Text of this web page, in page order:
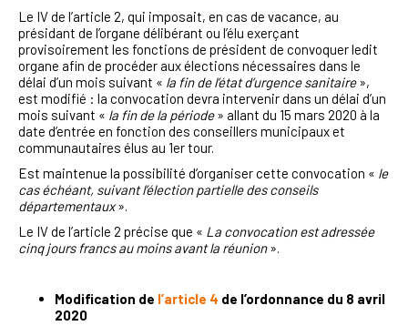
Le IV de l’article 2, qui imposait, en cas de vacance, au
présidant de l’organe délibérant ou l’élu exerçant
provisoirement les fonctions de président de convoquer ledit
organe afin de procéder aux élections nécessaires dans le
délai d’un mois suivant « la fin de l’état d’urgence sanitaire»,
est modifié : la convocation devra intervenir dans un délai d’un
mois suivant « la fin de la période» allant du 15 mars 2020 à la
date d’entrée en fonction des conseillers municipaux et
communautaires élus au 1er tour.
Est maintenue la possibilité d’organiser cette convocation « le
cas échéant, suivant l’élection partielle des conseils
départementaux».
Le IV de l’article 2 précise que « La convocation est adressée
cinq jours francs au moins avant la réunion».
Modification de l’article 4 de l’ordonnance du 8 avril
2020